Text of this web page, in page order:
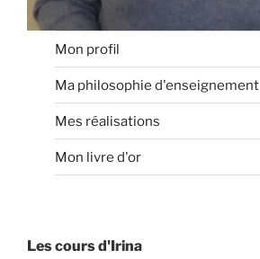
Mon profil
Ma philosophie d'enseignement
Mes réalisations
Mon livre d'or
Les cours d'Irina